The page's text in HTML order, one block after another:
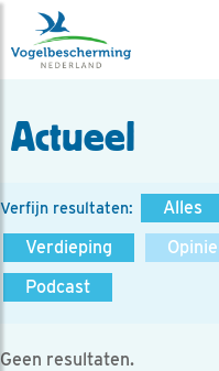
Actueel
Verfijn resultaten: Alles
Verdieping
Opinie
Podcast
Geen resultaten.